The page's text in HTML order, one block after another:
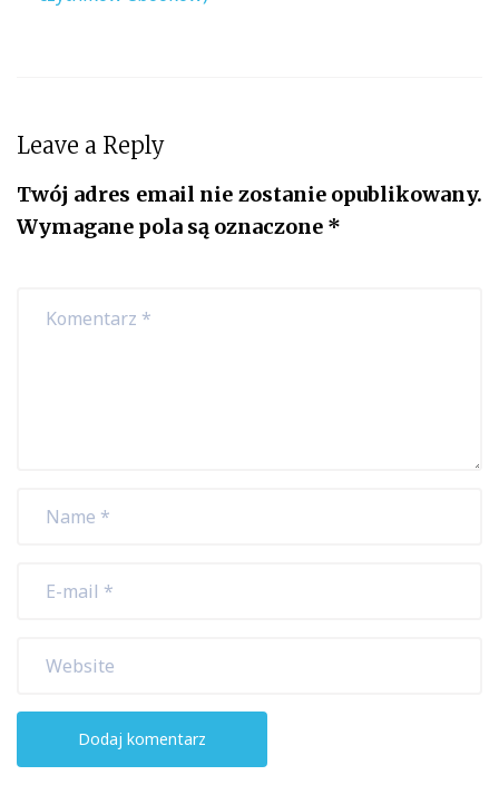
Leave a Reply
Twój adres email nie zostanie opublikowany.
Wymagane pola są oznaczone *